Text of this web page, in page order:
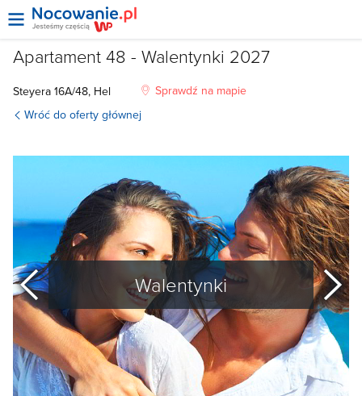
Apartament 48 - Walentynki 2027
Steyera 16A/48, Hel
Sprawdź na mapie
Wróć do oferty głównej
poprzedni
Walentynki